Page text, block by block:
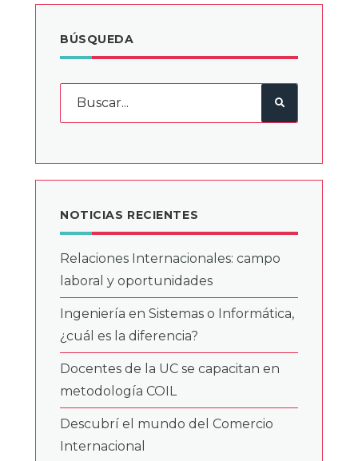
BÚSQUEDA
NOTICIAS RECIENTES
Relaciones Internacionales: campo
laboral y oportunidades
Ingeniería en Sistemas o Informática,
¿cuál es la diferencia?
Docentes de la UC se capacitan en
metodología COIL
Descubrí el mundo del Comercio
Internacional